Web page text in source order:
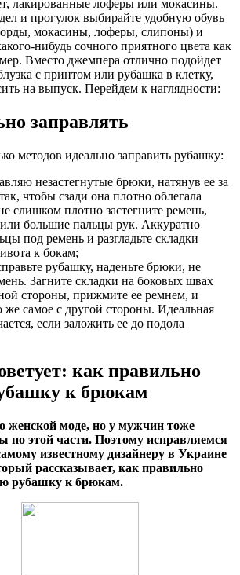
лакированные лоферы или мокасины.
и прогулок выбирайте удобную обувь
мокасины, лоферы, слипоны) и
нибудь сочного приятного цвета как
Вместо джемпера отлично подойдет
с принтом или рубашка в клетку,
на выпуск. Перейдем к наглядности:
заправлять
методов идеально заправить рубашку:
незастегнутые брюки, натянув ее за
чтобы сзади она плотно облегала
слишком плотно застегните ремень,
большие пальцы рук. Аккуратно
под ремень и разгладьте складки
к бокам;
рубашку, наденьте брюки, не
Загните складки на боковых швах
стороны, прижмите ее ремнем, и
же самое с другой стороны. Идеальная
если заложить ее до подола
как правильно
к брюкам
моде, но у мужчин тоже
по этой части. Поэтому исправляемся
известному дизайнеру в Украине
рассказывает, как правильно
рубашку к брюкам.